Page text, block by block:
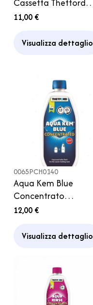
Cassetta Thetford
C200 Ricambio WC
Motorhome
11,00 €
Visualizza dettaglio
0065PCH0140
Aqua Kem Blue
Concentrato
Thetford
12,00 €
Visualizza dettaglio